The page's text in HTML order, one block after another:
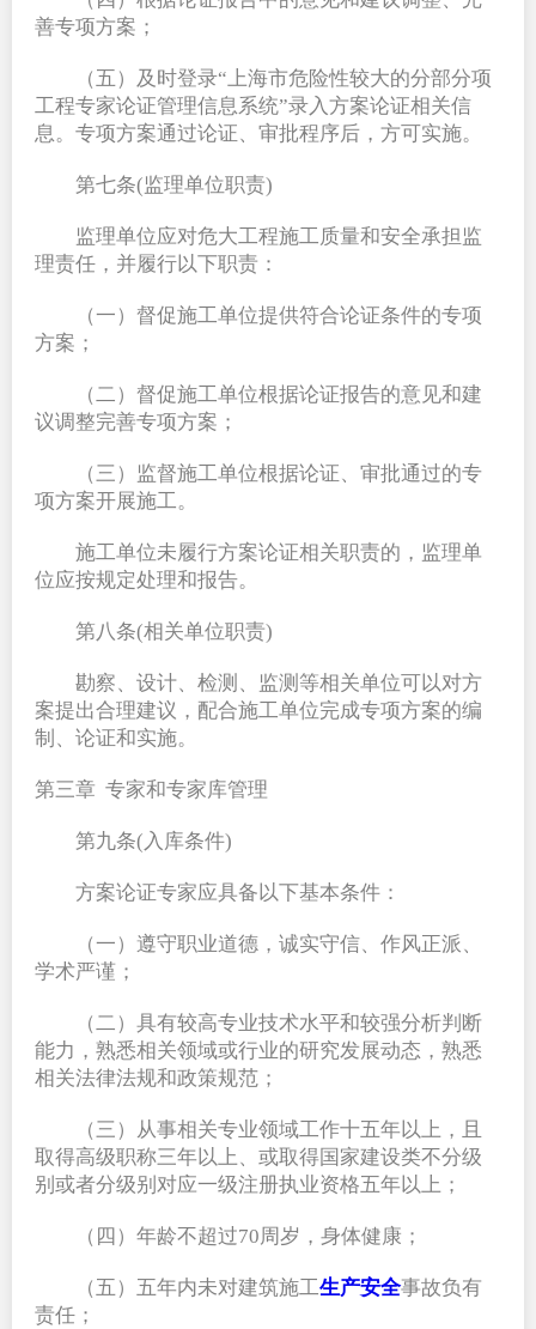
善专项方案；
（五）及时登录“上海市危险性较大的分部分项
工程专家论证管理信息系统”录入方案论证相关信
息。专项方案通过论证、审批程序后，方可实施。
第七条(监理单位职责)
监理单位应对危大工程施工质量和安全承担监
理责任，并履行以下职责：
（一）督促施工单位提供符合论证条件的专项
方案；
（二）督促施工单位根据论证报告的意见和建
议调整完善专项方案；
（三）监督施工单位根据论证、审批通过的专
项方案开展施工。
施工单位未履行方案论证相关职责的，监理单
位应按规定处理和报告。
第八条(相关单位职责)
勘察、设计、检测、监测等相关单位可以对方
案提出合理建议，配合施工单位完成专项方案的编
制、论证和实施。
第三章  专家和专家库管理
第九条(入库条件)
方案论证专家应具备以下基本条件：
（一）遵守职业道德，诚实守信、作风正派、
学术严谨；
（二）具有较高专业技术水平和较强分析判断
能力，熟悉相关领域或行业的研究发展动态，熟悉
相关法律法规和政策规范；
（三）从事相关专业领域工作十五年以上，且
取得高级职称三年以上、或取得国家建设类不分级
别或者分级别对应一级注册执业资格五年以上；
（四）年龄不超过70周岁，身体健康；
（五）五年内未对建筑施工生产安全事故负有
责任；